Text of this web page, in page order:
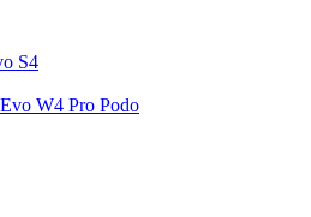
S4
W4 Pro Podo